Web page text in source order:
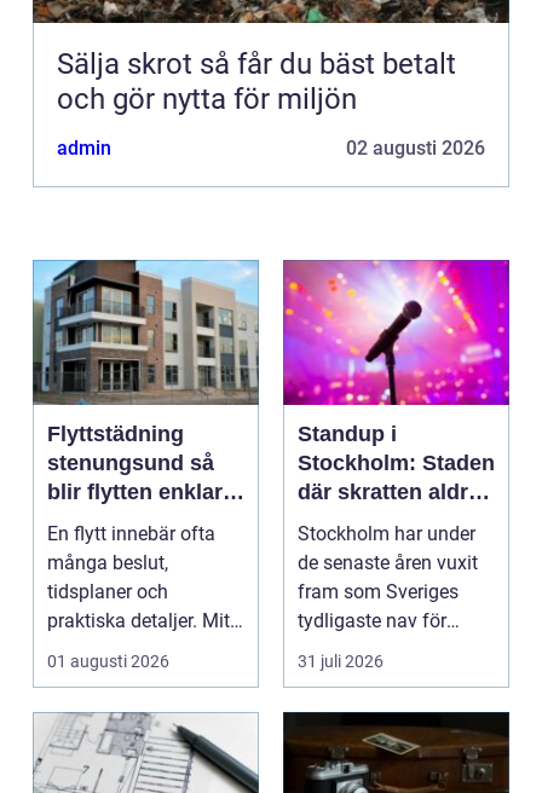
Sälja skrot så får du bäst betalt
och gör nytta för miljön
admin 02 augusti 2026
Flyttstädning
stenungsund så
blir flytten enklare
och mer trygg
En flytt innebär ofta
många beslut,
tidsplaner och
praktiska detaljer. Mitt
i allt hamnar
flyttstädn...
01 augusti 2026
Standup i
Stockholm: Staden
där skratten aldrig
tar paus
Stockholm har under
de senaste åren vuxit
fram som Sveriges
tydligaste nav för
livehumor....
31 juli 2026